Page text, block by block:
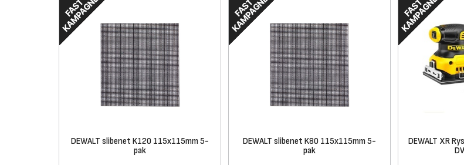
DEWALT slibenet K120 115x115mm 5-
pak
DEWALT slibenet K80 115x115mm 5-
pak
DEWALT XR